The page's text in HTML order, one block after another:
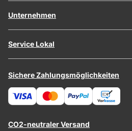
Unternehmen
Service Lokal
Sichere Zahlungsmöglichkeiten
CO2-neutraler Versand